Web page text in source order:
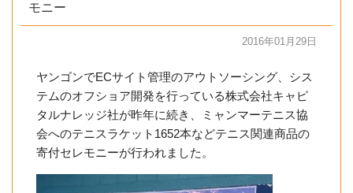
モニー
2016年01月29日
ヤンゴンでECサイト管理のアウトソーシング、シス
テムのオフショア開発を行っている株式会社キャピ
タルナレッジ社が昨年に続き、ミャンマーテニス協
会へのテニスラケット1652本などテニス関連商品の
寄付セレモニーが行われました。